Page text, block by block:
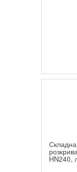
HN240,